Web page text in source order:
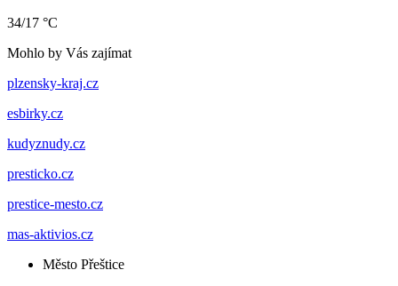
34/17 °C
Mohlo by Vás zajímat
plzensky-kraj.cz
esbirky.cz
kudyznudy.cz
presticko.cz
prestice-mesto.cz
mas-aktivios.cz
Město Přeštice